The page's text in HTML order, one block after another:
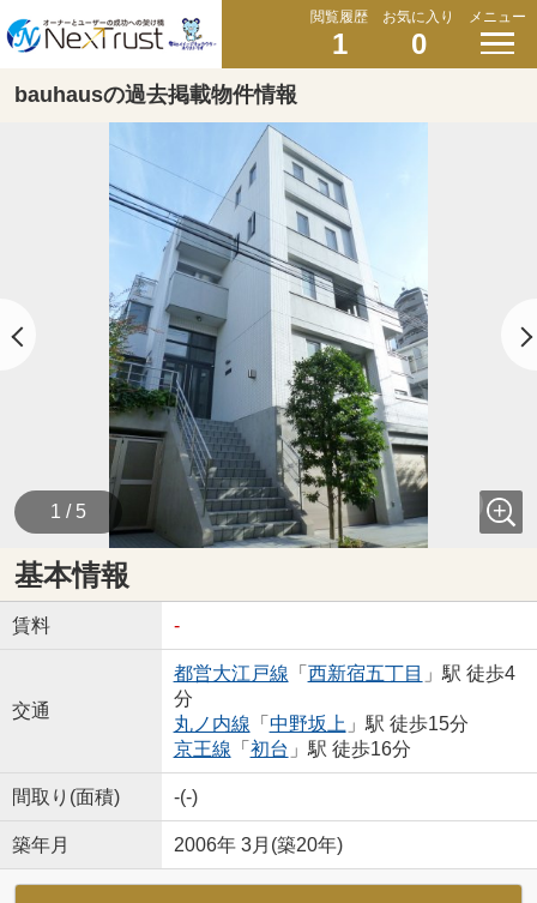
閲覧履歴
1
お気に入り
0
メニュー
bauhausの過去掲載物件情報
1 / 5
基本情報
賃料 -
交通
都営大江戸線 「 西新宿五丁目 」駅 徒歩4
分
丸ノ内線 「 中野坂上 」駅 徒歩15分
京王線 「 初台 」駅 徒歩16分
間取り(面積) -(-)
築年月 2006年 3月(築20年)